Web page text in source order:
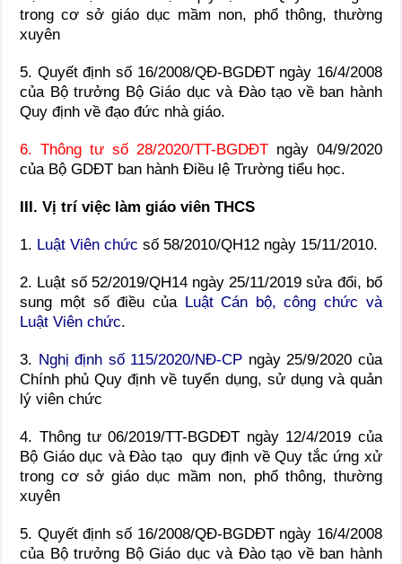
trong cơ sở giáo dục mầm non, phổ thông, thường
xuyên
5. Quyết định số 16/2008/QĐ-BGDĐT ngày 16/4/2008
của Bộ trưởng Bộ Giáo dục và Đào tạo về ban hành
Quy định về đạo đức nhà giáo.
6. Thông tư số 28/2020/TT-BGDĐTngày 04/9/2020
của Bộ GDĐT ban hành Điều lệ Trường tiểu học.
III. Vị trí việc làm giáo viên THCS
1. Luật Viên chức số 58/2010/QH12 ngày 15/11/2010.
2. Luật số 52/2019/QH14 ngày 25/11/2019 sửa đổi, bổ
sung một số điều của Luật Cán bộ, công chức và
Luật Viên chức.
3. Nghị định số 115/2020/NĐ-CP ngày 25/9/2020 của
Chính phủ Quy định về tuyển dụng, sử dụng và quản
lý viên chức
4. Thông tư 06/2019/TT-BGDĐT ngày 12/4/2019 của
Bộ Giáo dục và Đào tạo quy định về Quy tắc ứng xử
trong cơ sở giáo dục mầm non, phổ thông, thường
xuyên
5. Quyết định số 16/2008/QĐ-BGDĐT ngày 16/4/2008
của Bộ trưởng Bộ Giáo dục và Đào tạo về ban hành